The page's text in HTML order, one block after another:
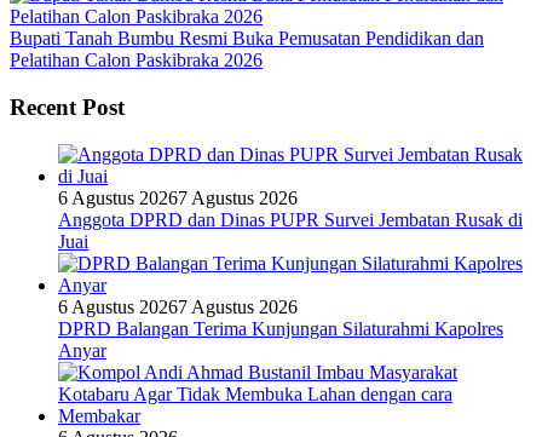
Bupati Tanah Bumbu Resmi Buka Pemusatan Pendidikan dan
Pelatihan Calon Paskibraka 2026
Recent Post
6 Agustus 20267 Agustus 2026
Anggota DPRD dan Dinas PUPR Survei Jembatan Rusak di
Juai
6 Agustus 20267 Agustus 2026
DPRD Balangan Terima Kunjungan Silaturahmi Kapolres
Anyar